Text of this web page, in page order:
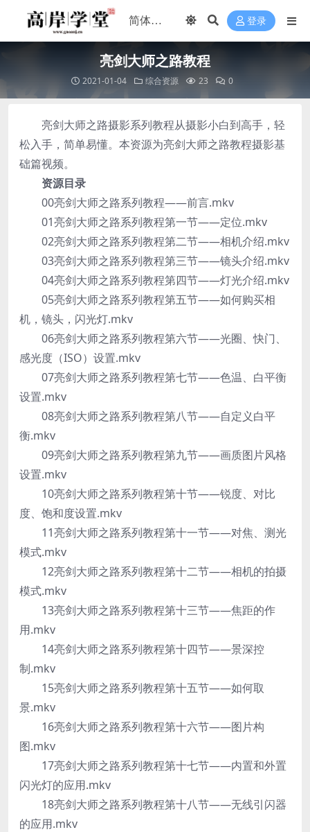
登录
亮剑大师之路教程
2021-01-04 综合资源 23 0
亮剑大师之路摄影系列教程从摄影小白到高手，轻
松入手，简单易懂。本资源为亮剑大师之路教程摄影基
础篇视频。
资源目录
00亮剑大师之路系列教程——前言.mkv
01亮剑大师之路系列教程第一节——定位.mkv
02亮剑大师之路系列教程第二节——相机介绍.mkv
03亮剑大师之路系列教程第三节——镜头介绍.mkv
04亮剑大师之路系列教程第四节——灯光介绍.mkv
05亮剑大师之路系列教程第五节——如何购买相
机，镜头，闪光灯.mkv
06亮剑大师之路系列教程第六节——光圈、快门、
感光度（ISO）设置.mkv
07亮剑大师之路系列教程第七节——色温、白平衡
设置.mkv
08亮剑大师之路系列教程第八节——自定义白平
衡.mkv
09亮剑大师之路系列教程第九节——画质图片风格
设置.mkv
10亮剑大师之路系列教程第十节——锐度、对比
度、饱和度设置.mkv
11亮剑大师之路系列教程第十一节——对焦、测光
模式.mkv
12亮剑大师之路系列教程第十二节——相机的拍摄
模式.mkv
13亮剑大师之路系列教程第十三节——焦距的作
用.mkv
14亮剑大师之路系列教程第十四节——景深控
制.mkv
15亮剑大师之路系列教程第十五节——如何取
景.mkv
16亮剑大师之路系列教程第十六节——图片构
图.mkv
17亮剑大师之路系列教程第十七节——内置和外置
闪光灯的应用.mkv
18亮剑大师之路系列教程第十八节——无线引闪器
的应用.mkv